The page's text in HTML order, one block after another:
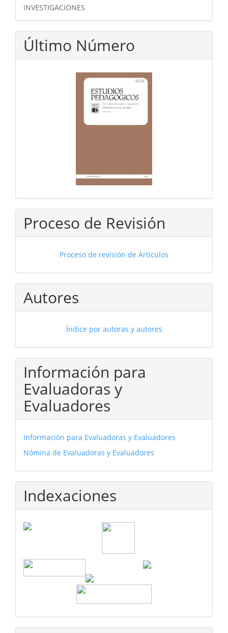
INVESTIGACIONES
Último Número
Proceso de Revisión
Proceso de revisión de Artículos
Autores
Índice por autoras y autores
Información para
Evaluadoras y
Evaluadores
Información para Evaluadoras y Evaluadores
Nómina de Evaluadoras y Evaluadores
Indexaciones